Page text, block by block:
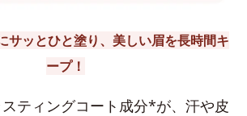
サッとひと塗り、美しい眉を長時間キ
ープ！
ティングコート成分*が、汗や皮